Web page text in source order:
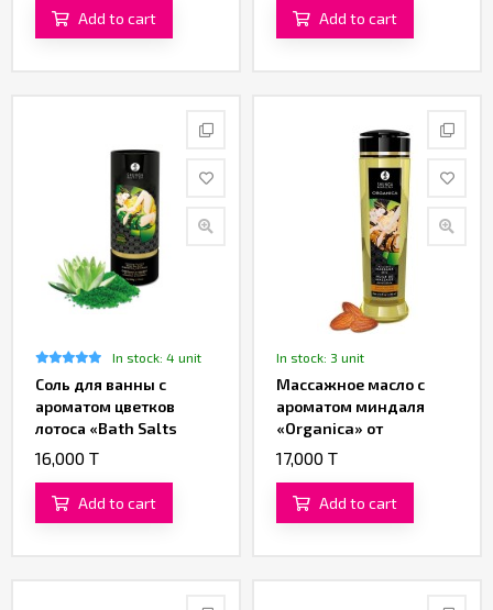
Add to cart Add to cart
In stock: 4 unit
Соль для ванны с
ароматом цветков
лотоса «Bath Salts
Lotus Flower» от
«SHUNGA» (500 гр.)
16,000 T
Add to cart
In stock: 3 unit
Массажное масло с
ароматом миндаля
«Organica» от
«SHUNGA» (240 ML)
17,000 T
Add to cart